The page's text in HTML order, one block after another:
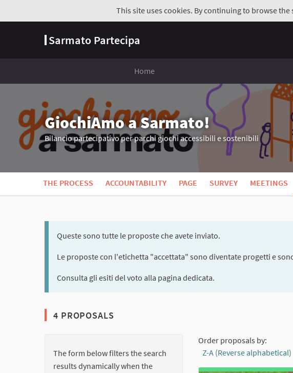
This site uses cookies. By continuing to browse
Sarmato Partecipa
Home
GiochiAmo a Sarmato!
Bilancio partecipativo per parchi giochi accessibili e sostenibili
THE PROCESS ACCOUNTABILITY PAGE SURVEY MEETINGS
Queste sono tutte le proposte che avete inviato.
Le proposte con l'etichetta "accettata" sono diventate progetti e
Consulta gli esiti del voto alla pagina dedicata.
4 PROPOSALS
The form below filters the search
results dynamically when the
Order proposals by:
Z-A (Reverse alphabetical)